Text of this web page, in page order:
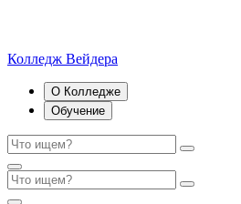
Колледж Вейдера
О Колледже
Обучение